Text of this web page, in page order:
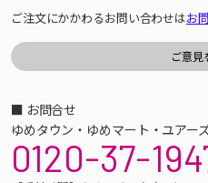
ご注文にかかわるお問い合わせはお
■ お問合せ
ゆめタウン・ゆめマート・ユアー
0120-37-